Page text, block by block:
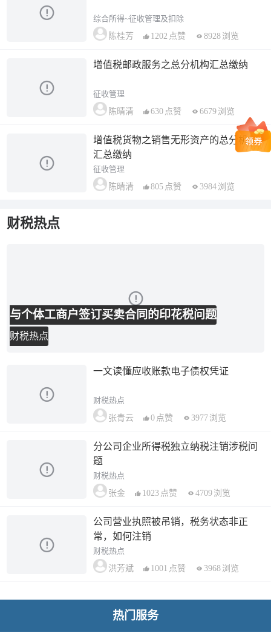
综合所得~征收管理及扣除
陈桂芳
1202 点赞 8928 浏览
增值税邮政服务之总分机构汇总缴纳
征收管理
陈晴清
630 点赞 6679 浏览
增值税货物之销售无形资产的总分机构
汇总缴纳
征收管理
陈晴清
805 点赞 3984 浏览
财税热点
与个体工商户签订买卖合同的印花税问题
财税热点
一文读懂应收账款电子债权凭证
财税热点
张青云
0 点赞 3977 浏览
分公司企业所得税独立纳税注销涉税问
题
财税热点
张金
1023 点赞 4709 浏览
公司营业执照被吊销，税务状态非正
常，如何注销
财税热点
洪芳斌
1001 点赞 3968 浏览
热门服务